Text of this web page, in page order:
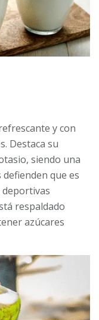
y con
Destaca su
siendo una
que es
respaldado
azúcares